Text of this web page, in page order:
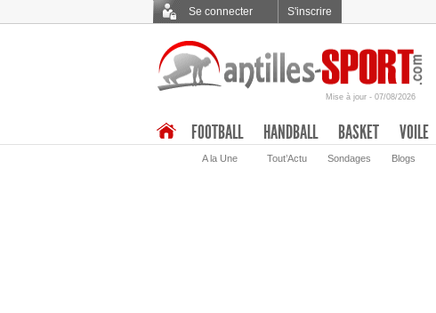
Se connecter S'inscrire
Mise à jour - 07/08/2026
A la Une Tout’Actu Sondages Blogs
FOOTBALL HANDBALL BASKET VOILE